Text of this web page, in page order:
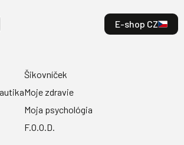
E-shop CZ
Šikovníček
Moje zdravie
Moja psychológia
F.O.O.D.